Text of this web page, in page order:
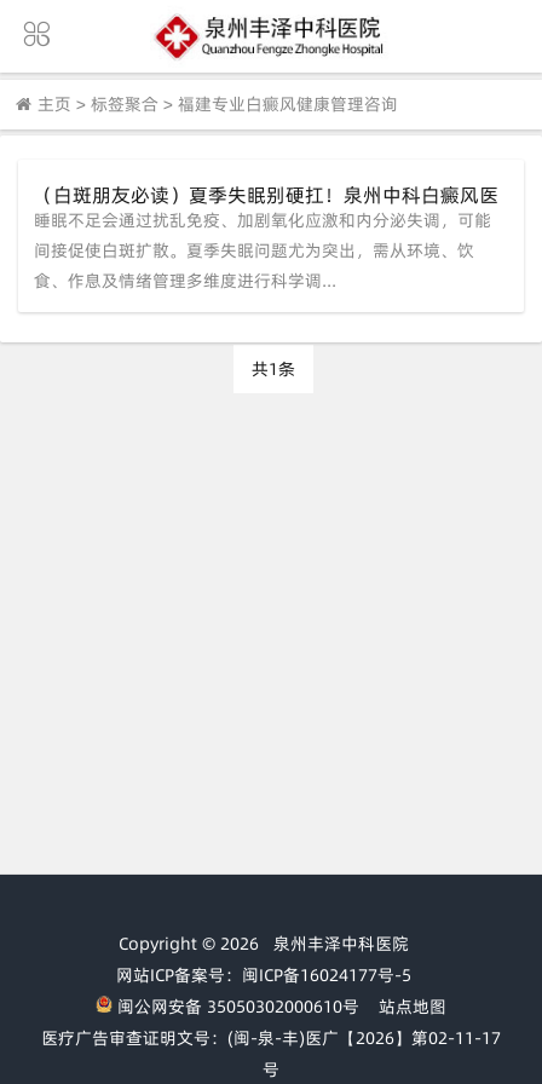
主页 > 标签聚合 > 福建专业白癜风健康管理咨询
（白斑朋友必读）夏季失眠别硬扛！泉州中科白癜风医
院专家教您如何“睡”出稳定好皮肤
睡眠不足会通过扰乱免疫、加剧氧化应激和内分泌失调，可能
间接促使白斑扩散。夏季失眠问题尤为突出，需从环境、饮
食、作息及情绪管理多维度进行科学调...
共1条
Copyright © 2026 泉州丰泽中科医院
网站ICP备案号：闽ICP备16024177号-5
闽公网安备 35050302000610号
站点地图
医疗广告审查证明文号：(闽-泉-丰)医广【2026】第02-11-17
号